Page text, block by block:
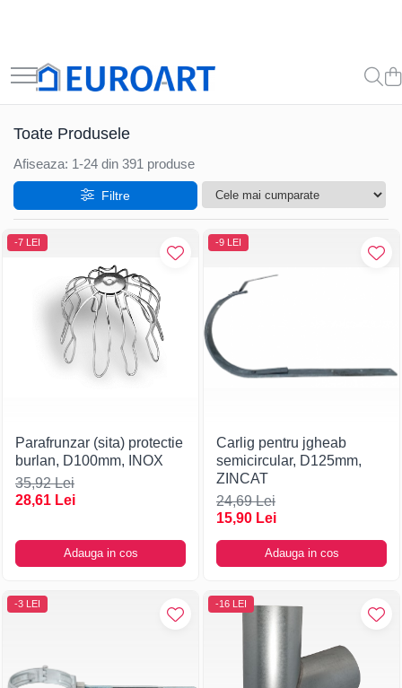
Toate Produsele
Afiseaza: 1-24 din 391 produse
Filtre
-7 LEI
Parafrunzar (sita) protectie
burlan, D100mm, INOX
35,92 Lei
28,61 Lei
Adauga in cos
-9 LEI
Carlig pentru jgheab
semicircular, D125mm,
ZINCAT
24,69 Lei
15,90 Lei
Adauga in cos
-3 LEI -16 LEI